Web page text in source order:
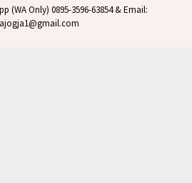
(WA Only) 0895-3596-63854 & Email: